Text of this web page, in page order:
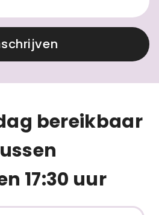
bereikbaar
17:30 uur